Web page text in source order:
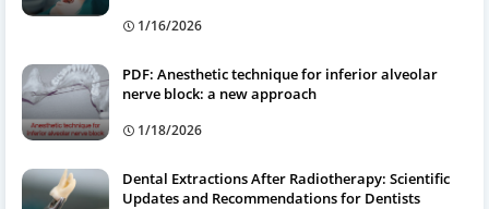
1/16/2026
PDF: Anesthetic technique for inferior alveolar
nerve block: a new approach
1/18/2026
Dental Extractions After Radiotherapy: Scientific
Updates and Recommendations for Dentists